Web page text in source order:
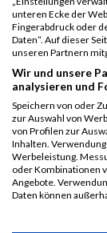
B2Run
Karlsruhe
Teamwertung
männlich
B2Run
Karlsruhe
Teamwertung
mixed
2018
unteren Ecke der
Fingerabdruck oder
Daten“. Auf dieser
unseren Partnern
Wir und unsere
analysieren und
Speichern von oder
zur Auswahl von
von Profilen zur
Inhalten.
Werbeleistung.
oder Kombinationen
Angebote.
Daten können